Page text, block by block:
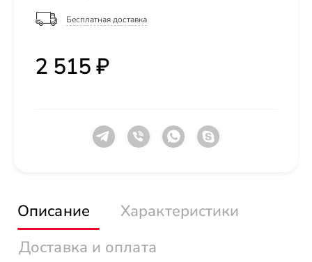
Бесплатная доставка
2 515 ₽
Описание
Характеристики
Доставка и оплата